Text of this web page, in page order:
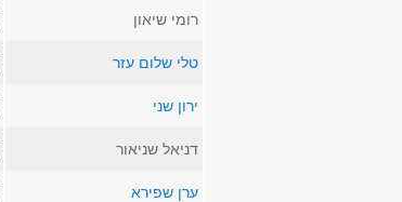
רומי שיאון
טלי שלום עזר
ירון שני
דניאל שניאור
ערן שפירא